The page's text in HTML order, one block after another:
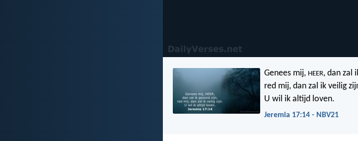
Genees mij, HEER, dan zal
red mij, dan zal ik veilig
U wil ik altijd loven.
Jeremia 17:14 - NBV21